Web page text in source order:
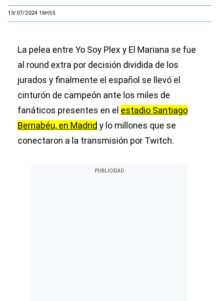
13/07/2024 16H55
La pelea entre Yo Soy Plex y El Mariana se fue
al round extra por decisión dividida de los
jurados y finalmente el español se llevó el
cinturón de campeón ante los miles de
fanáticos presentes en el estadio Santiago
Bernabéu, en Madrid y lo millones que se
conectaron a la transmisión por Twitch.